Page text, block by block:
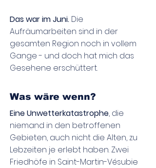
Das war im Juni. Die
Aufräumarbeiten sind in der
gesamten Region noch in vollem
Gange - und doch hat mich das
Gesehene erschüttert.​
Was wäre wenn?
Eine Unwetterkatastrophe, die
niemand in den betroffenen
Gebieten, auch nicht die Alten, zu
Lebzeiten je erlebt haben. Zwei
Friedhöfe in Saint-Martin-Vésubie